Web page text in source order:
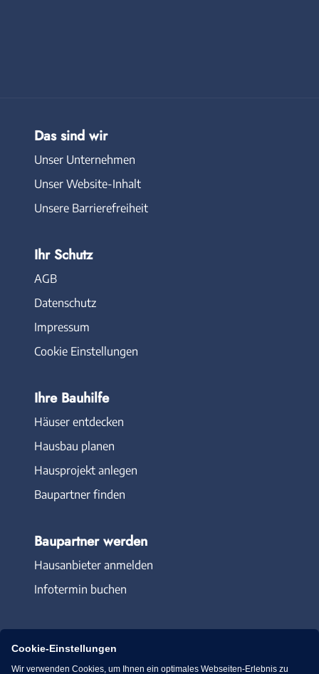
Das sind wir
Unser Unternehmen
Unser Website-Inhalt
Unsere Barrierefreiheit
Ihr Schutz
AGB
Datenschutz
Impressum
Cookie Einstellungen
Ihre Bauhilfe
Häuser entdecken
Hausbau planen
Hausprojekt anlegen
Baupartner finden
Baupartner werden
Hausanbieter anmelden
Infotermin buchen
Cookie-Einstellungen
Wir verwenden Cookies, um Ihnen ein optimales Webseiten-Erlebnis zu